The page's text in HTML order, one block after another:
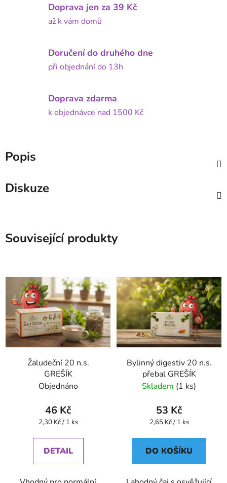
Doprava jen za 39 Kč
až k vám domů
Doručení do druhého dne
při objednání do 13h
Doprava zdarma
k objednávce nad 1500 Kč
Popis
Diskuze
Související produkty
Žaludeční 20 n.s.
GREŠÍK
Objednáno
46 Kč
Měrná
2,30 Kč / 1 ks
DETAIL
Bylinný digestiv 20 n.s.
přebal GREŠÍK
Skladem (1 ks)
53 Kč
Měrná
2,65 Kč / 1 ks
DO KOŠÍKU